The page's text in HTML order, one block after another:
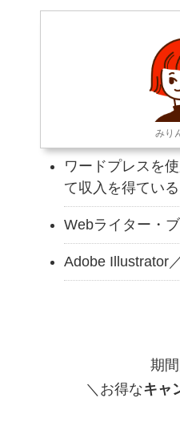
みり
ワードプレスを
て収入を得てい
Webライター・
Adobe Illustrator
期
＼お得なキャ